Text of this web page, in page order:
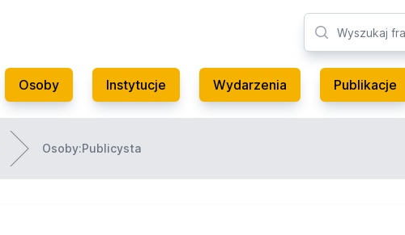
Osoby Instytucje Wydarzenia Publikacje
Osoby:Publicysta